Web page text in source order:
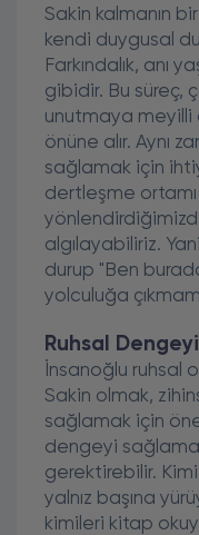
Sakin kalmanın
kendi duygusal
Farkındalık, anı
gibidir. Bu süreç,
unutmaya meyilli
önüne alır. Aynı
sağlamak için
dertleşme
algılayabiliriz.
durup "Ben
yolculuğa
Ruhsal
İnsanoğlu ruhsal
Sakin olmak,
sağlamak için
dengeyi
gerektirebilir.
yalnız başına
kimileri kitap